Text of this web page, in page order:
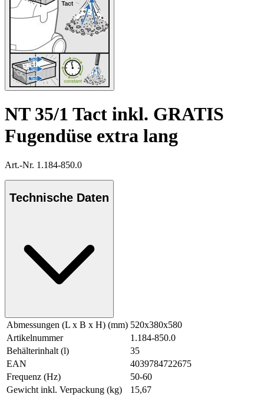
NT 35/1 Tact inkl. GRATIS
Fugendüse extra lang
Art.-Nr. 1.184-850.0
Technische Daten
Abmessungen (L x B x H) (mm) 520x380x580
Artikelnummer
1.184-850.0
Behälterinhalt (l)
35
EAN
4039784722675
Frequenz (Hz)
50-60
Gewicht inkl. Verpackung (kg)
15,67